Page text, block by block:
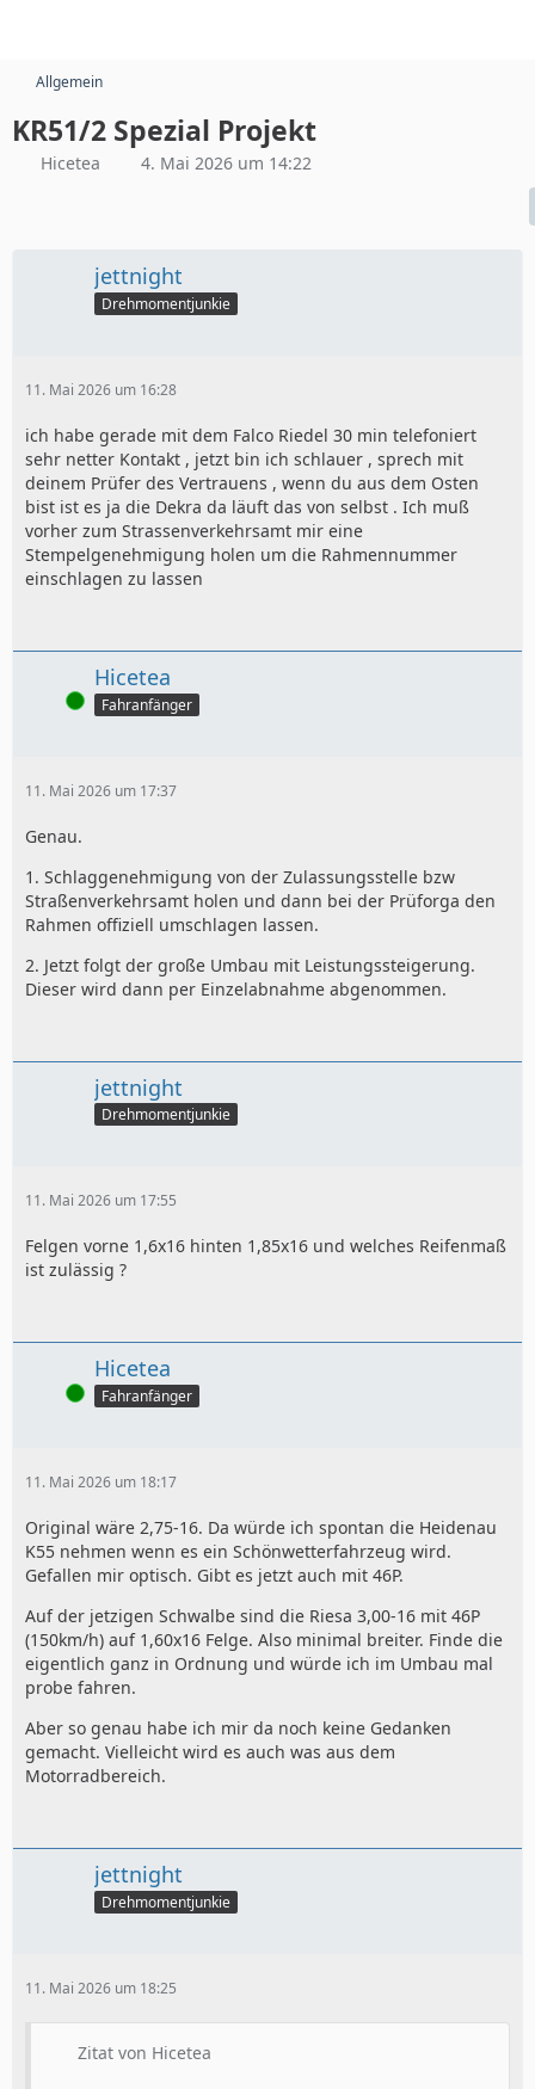
Allgemein
KR51/2 Spezial Projekt
Hicetea 4. Mai 2026 um 14:22
jettnight
Drehmomentjunkie
11. Mai 2026 um 16:28
ich habe gerade mit dem Falco Riedel 30 min telefoniert
sehr netter Kontakt , jetzt bin ich schlauer , sprech mit
deinem Prüfer des Vertrauens , wenn du aus dem Osten
bist ist es ja die Dekra da läuft das von selbst . Ich muß
vorher zum Strassenverkehrsamt mir eine
Stempelgenehmigung holen um die Rahmennummer
einschlagen zu lassen
Online
Hicetea
Fahranfänger
11. Mai 2026 um 17:37
Genau.
1. Schlaggenehmigung von der Zulassungsstelle bzw
Straßenverkehrsamt holen und dann bei der Prüforga den
Rahmen offiziell umschlagen lassen.
2. Jetzt folgt der große Umbau mit Leistungssteigerung.
Dieser wird dann per Einzelabnahme abgenommen.
jettnight
Drehmomentjunkie
11. Mai 2026 um 17:55
Felgen vorne 1,6x16 hinten 1,85x16 und welches Reifenmaß
ist zulässig ?
Online
Hicetea
Fahranfänger
11. Mai 2026 um 18:17
Original wäre 2,75-16. Da würde ich spontan die Heidenau
K55 nehmen wenn es ein Schönwetterfahrzeug wird.
Gefallen mir optisch. Gibt es jetzt auch mit 46P.
Auf der jetzigen Schwalbe sind die Riesa 3,00-16 mit 46P
(150km/h) auf 1,60x16 Felge. Also minimal breiter. Finde die
eigentlich ganz in Ordnung und würde ich im Umbau mal
probe fahren.
Aber so genau habe ich mir da noch keine Gedanken
gemacht. Vielleicht wird es auch was aus dem
Motorradbereich.
jettnight
Drehmomentjunkie
11. Mai 2026 um 18:25
Zitat von Hicetea